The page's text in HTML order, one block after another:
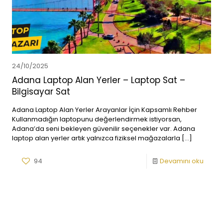
24/10/2025
Adana Laptop Alan Yerler – Laptop Sat –
Bilgisayar Sat
Adana Laptop Alan Yerler Arayanlar İçin Kapsamlı Rehber
Kullanmadığın laptopunu değerlendirmek istiyorsan,
Adana’da seni bekleyen güvenilir seçenekler var. Adana
laptop alan yerler artık yalnızca fiziksel mağazalarla […]
94 Devamını oku